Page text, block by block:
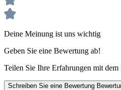
Deine Meinung ist uns wichtig
Geben Sie eine Bewertung ab!
Teilen Sie Ihre Erfahrungen mit
Schreiben Sie eine Bewertung